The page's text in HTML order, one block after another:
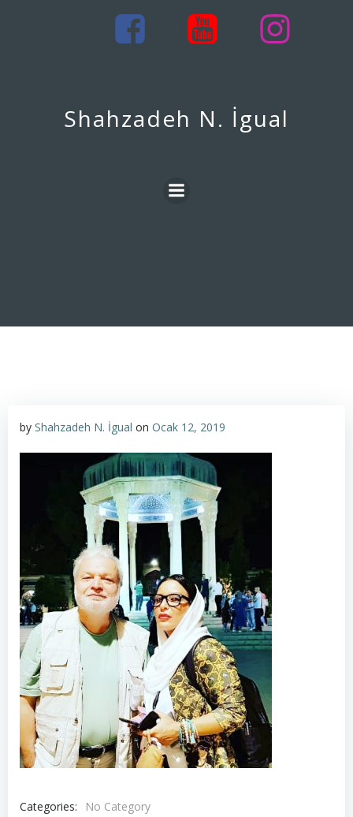
geç
Shahzadeh N. İgual
by Shahzadeh N. İgual on Ocak 12, 2019
Categories:
No Category